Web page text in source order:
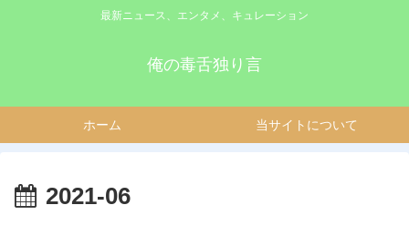
最新ニュース、エンタメ、キュレーション
俺の毒舌独り言
ホーム 当サイトについて
2021-06